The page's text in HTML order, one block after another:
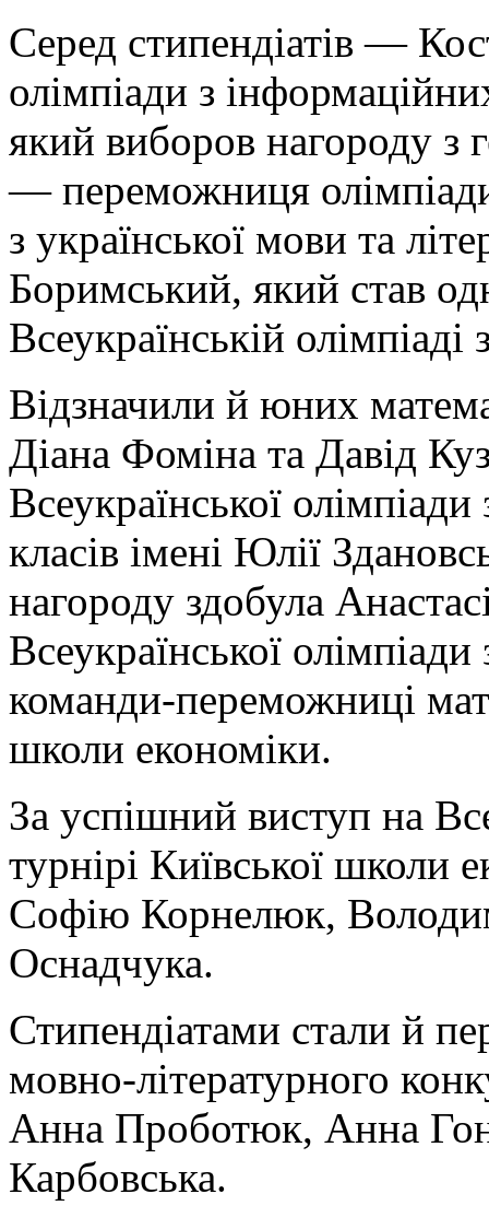
Серед стипендіатів —
олімпіади з
який виборов нагороду з
— переможниця
з української мови та
Боримський, який став
Всеукраїнській
Відзначили й юних
Діана Фоміна та Давід
Всеукраїнської
класів імені Юлії
нагороду здобула
Всеукраїнської
команди-переможниці
школи економіки.
За успішний виступ на
турнірі Київської школи
Софію Корнелюк,
Оснадчука.
Стипендіатами стали й
мовно-літературного
Анна Проботюк, Анна
Карбовська.